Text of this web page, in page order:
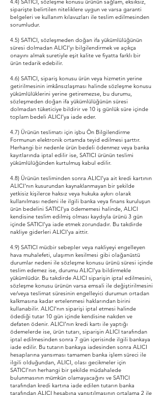
4.4) SATICI, sözleşme konusu ürünün sağlam, eksiksiz,
siparişte belirtilen niteliklere uygun ve varsa garanti
belgeleri ve kullanım kılavuzları ile teslim edilmesinden
sorumludur.
4.5) SATICI, sözleşmeden doğan ifa yükümlülüğünün
süresi dolmadan ALICI’yı bilgilendirmek ve açıkça
onayını almak suretiyle eşit kalite ve fiyatta farklı bir
ürün tedarik edebilir.
4.6) SATICI, sipariş konusu ürün veya hizmetin yerine
getirilmesinin imkânsızlaşması halinde sözleşme konusu
yükümlülüklerini yerine getiremezse, bu durumu,
sözleşmeden doğan ifa yükümlülüğünün süresi
dolmadan tüketiciye bildirir ve 10 iş günlük süre içinde
toplam bedeli ALICI’ya iade eder.
4.7) Ürünün teslimatı için işbu Ön Bilgilendirme
Formunun elektronik ortamda teyid edilmesi şarttır.
Herhangi bir nedenle ürün bedeli ödenmez veya banka
kayıtlarında iptal edilir ise, SATICI ürünün teslimi
yükümlülüğünden kurtulmuş kabul edilir.
4.8) Ürünün tesliminden sonra ALICI'ya ait kredi kartının
ALICI'nın kusurundan kaynaklanmayan bir şekilde
yetkisiz kişilerce haksız veya hukuka aykırı olarak
kullanılması nedeni ile ilgili banka veya finans kuruluşun
ürün bedelini SATICI'ya ödememesi halinde, ALICI
kendisine teslim edilmiş olması kaydıyla ürünü 3 gün
içinde SATICI'ya iade etmek zorundadır. Bu takdirde
nakliye giderleri ALICI'ya aittir.
4.9) SATICI mücbir sebepler veya nakliyeyi engelleyen
hava muhalefeti, ulaşımın kesilmesi gibi olağanüstü
durumlar nedeni ile sözleşme konusu ürünü süresi içinde
teslim edemez ise, durumu ALICI'ya bildirmekle
yükümlüdür. Bu takdirde ALICI siparişin iptal edilmesini,
sözleşme konusu ürünün varsa emsali ile değiştirilmesini
ve/veya teslimat süresinin engelleyici durumun ortadan
kalkmasına kadar ertelenmesi haklarından birini
kullanabilir. ALICI'nın siparişi iptal etmesi halinde
ödediği tutar 10 gün içinde kendisine nakden ve
defaten ödenir. ALICI’nın kredi kartı ile yaptığı
ödemelerde ise, ürün tutarı, siparişin ALICI tarafından
iptal edilmesinden sonra 7 gün içerisinde ilgili bankaya
iade edilir. Bu tutarın bankaya iadesinden sonra ALICI
hesaplarına yansıması tamamen banka işlem süreci ile
ilgili olduğundan, ALICI, olası gecikmeler için
SATICI’nın herhangi bir şekilde müdahalede
bulunmasının mümkün olamayacağını ve SATICI
tarafından kredi kartına iade edilen tutarın banka
tarafından ALICI hesabına yansıtılmasının ortalama 2 ile